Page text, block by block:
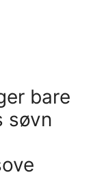
bare
søvn